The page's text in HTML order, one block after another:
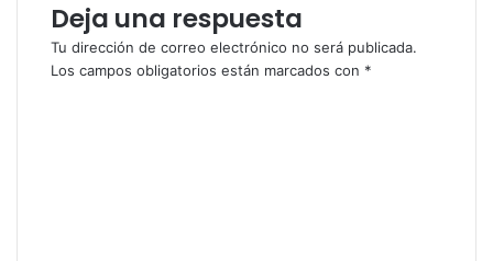
Deja una respuesta
Tu dirección de correo electrónico no será publicada.
Los campos obligatorios están marcados con *